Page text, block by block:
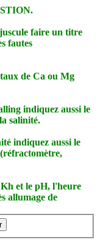
faire un titre
fautes
de Ca ou Mg
indiquez aussi le
salinité.
indiquez aussi le
et le pH, l'heure
allumage de